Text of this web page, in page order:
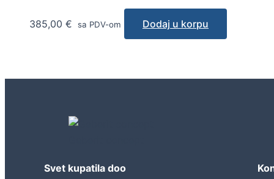
385,00 € sa PDV-om Dodaj u korpu
Svet kupatila doo